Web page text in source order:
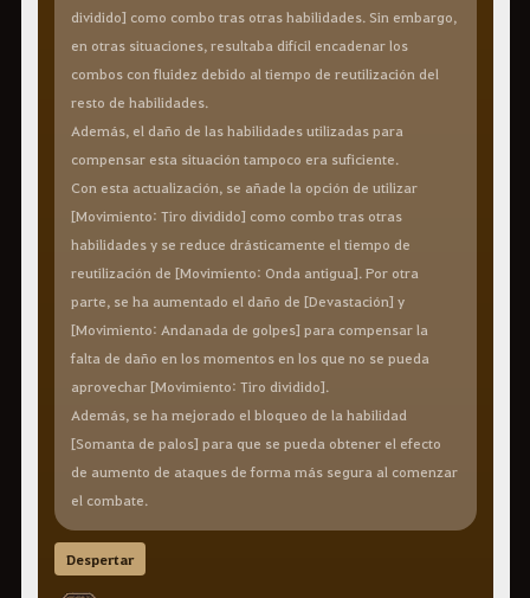
dividido] como combo tras otras habilidades. Sin embargo,
en otras situaciones, resultaba difícil encadenar los
combos con fluidez debido al tiempo de reutilización del
resto de habilidades.
Además, el daño de las habilidades utilizadas para
compensar esta situación tampoco era suficiente.
Con esta actualización, se añade la opción de utilizar
[Movimiento: Tiro dividido] como combo tras otras
habilidades y se reduce drásticamente el tiempo de
reutilización de [Movimiento: Onda antigua]. Por otra
parte, se ha aumentado el daño de [Devastación] y
[Movimiento: Andanada de golpes] para compensar la
falta de daño en los momentos en los que no se pueda
aprovechar [Movimiento: Tiro dividido].
Además, se ha mejorado el bloqueo de la habilidad
[Somanta de palos] para que se pueda obtener el efecto
de aumento de ataques de forma más segura al comenzar
el combate.
Despertar